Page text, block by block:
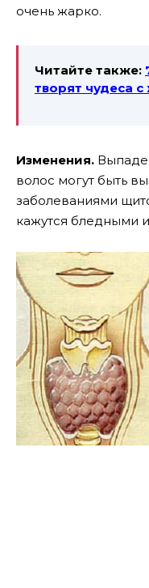
очень жарко.
Читайте также:
творят чудеса
Изменения.
волос могут быть
заболеваниями
кажутся бледными